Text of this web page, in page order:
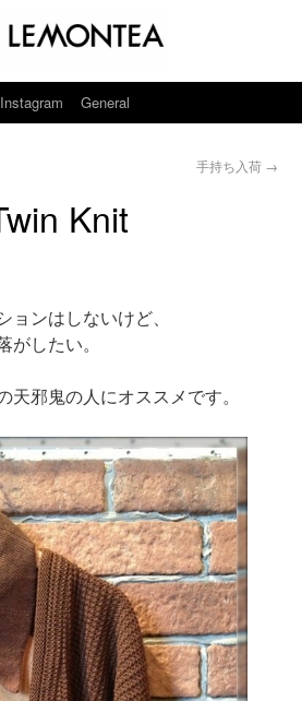
Instagram General
手持ち入荷 →
Knit
ョンはしないけど、
がしたい。
天邪鬼の人にオススメです。